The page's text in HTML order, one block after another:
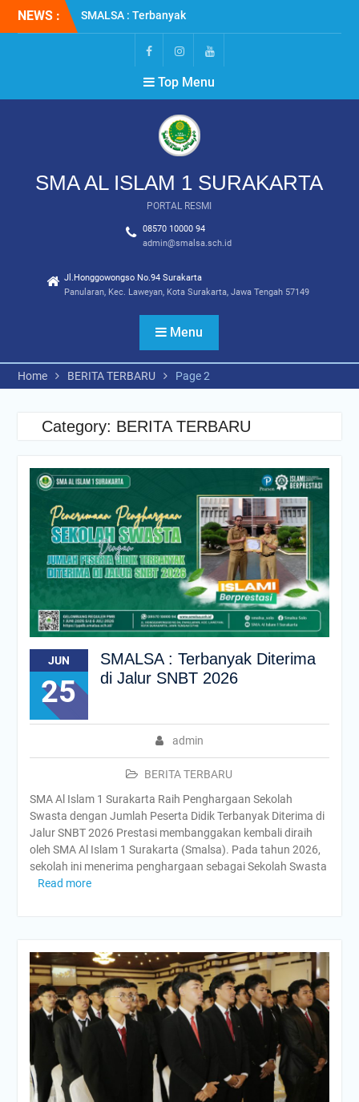
NEWS :
SMALSA : Terbanyak
Diterima di Jalur SNBT
MPLS RAMAH 2026
REUNI PERAK : SMALSA
2001
Top Menu
SMA AL ISLAM 1 SURAKARTA
PORTAL RESMI
08570 10000 94
admin@smalsa.sch.id
Jl.Honggowongso No.94 Surakarta
Panularan, Kec. Laweyan, Kota Surakarta, Jawa Tengah 57149
Menu
Home BERITA TERBARU Page 2
Category: BERITA TERBARU
JUN
25
SMALSA : Terbanyak Diterima
di Jalur SNBT 2026
admin
BERITA TERBARU
SMA Al Islam 1 Surakarta Raih Penghargaan Sekolah
Swasta dengan Jumlah Peserta Didik Terbanyak Diterima di
Jalur SNBT 2026 Prestasi membanggakan kembali diraih
oleh SMA Al Islam 1 Surakarta (Smalsa). Pada tahun 2026,
sekolah ini menerima penghargaan sebagai Sekolah Swasta
Read more